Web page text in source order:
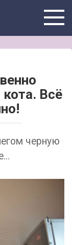
Всё
черную